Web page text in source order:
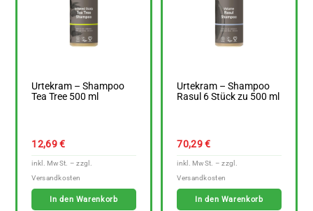
Urtekram – Shampoo
Tea Tree 500 ml
12,69€
In den Warenkorb
Urtekram – Shampoo
Rasul 6 Stück zu 500 ml
70,29€
In den Warenkorb